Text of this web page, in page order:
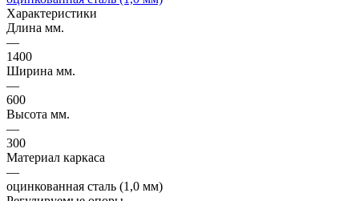
Характеристики
Длина мм.
—
1400
Ширина мм.
—
600
Высота мм.
—
300
Материал каркаса
—
оцинкованная сталь (1,0 мм)